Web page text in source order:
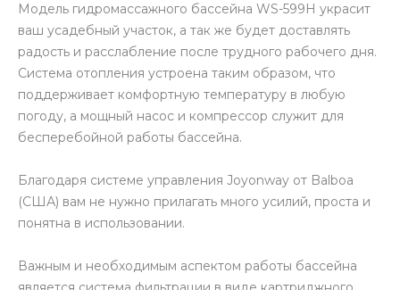
Модель гидромассажного бассейна WS-599H украсит
ваш усадебный участок, а так же будет доставлять
радость и расслабление после трудного рабочего дня.
Система отопления устроена таким образом, что
поддерживает комфортную температуру в любую
погоду, а мощный насос и компрессор служит для
бесперебойной работы бассейна.
Благодаря системе управления Joyonway от Balboa
(США) вам не нужно прилагать много усилий, проста и
понятна в использовании.
Важным и необходимым аспектом работы бассейна